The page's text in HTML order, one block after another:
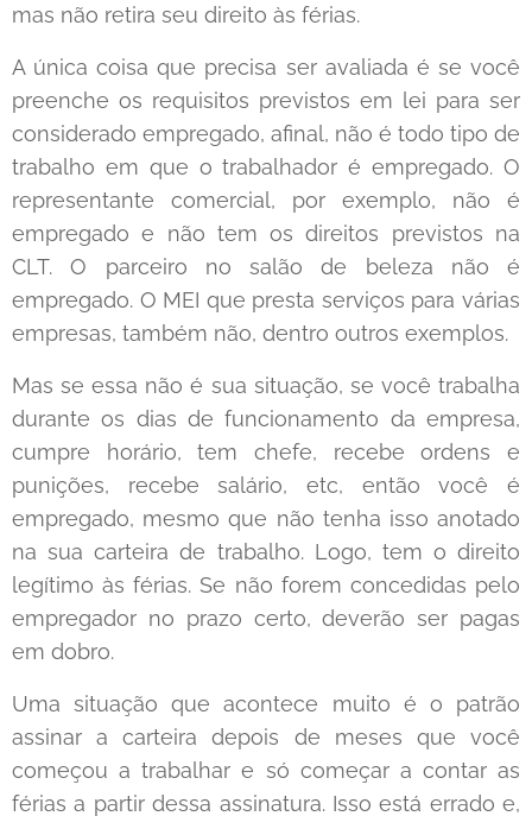
mas não retira seu direito às férias.
A única coisa que precisa ser avaliada é se você
preenche os requisitos previstos em lei para ser
considerado empregado, afinal, não é todo tipo de
trabalho em que o trabalhador é empregado. O
representante comercial, por exemplo, não é
empregado e não tem os direitos previstos na
CLT. O parceiro no salão de beleza não é
empregado. O MEI que presta serviços para várias
empresas, também não, dentro outros exemplos.
Mas se essa não é sua situação, se você trabalha
durante os dias de funcionamento da empresa,
cumpre horário, tem chefe, recebe ordens e
punições, recebe salário, etc, então você é
empregado, mesmo que não tenha isso anotado
na sua carteira de trabalho. Logo, tem o direito
legítimo às férias. Se não forem concedidas pelo
empregador no prazo certo, deverão ser pagas
em dobro.
Uma situação que acontece muito é o patrão
assinar a carteira depois de meses que você
começou a trabalhar e só começar a contar as
férias a partir dessa assinatura. Isso está errado e,